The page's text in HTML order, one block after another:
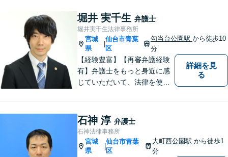
堀井 実千生 弁護士
堀井実千生法律事務所
宮城
県
仙台市青葉
区
勾当台公園駅 から徒歩10
分
【経験豊富】【再審弁護経験
有】弁護士をもっと身近に感
じていただいて、法律を使っ
詳細を見
る
石神 淳 弁護士
石神法律事務所
宮城
県
|
仙台市青葉
区
大町西公園駅から徒歩1
分